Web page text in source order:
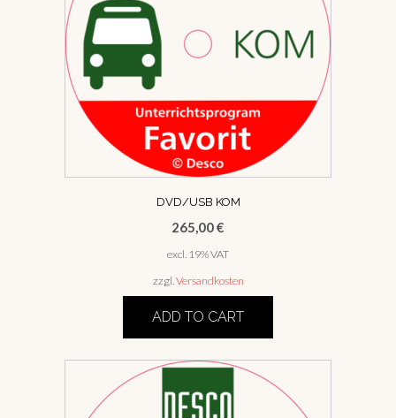
DVD/USB KOM
265,00€
excl. 19% VAT
zzgl. Versandkosten
ADD TO CART